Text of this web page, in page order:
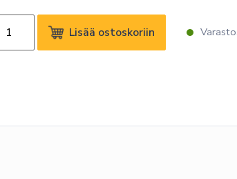
MAGNETIC
Lisää ostoskoriin